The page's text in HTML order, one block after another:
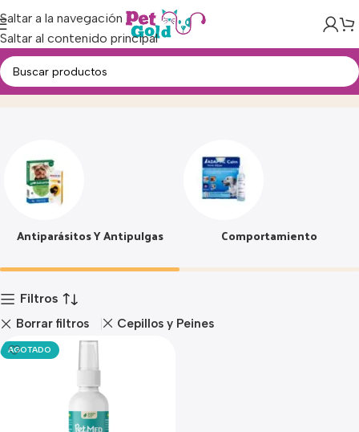
Saltar a la navegación
Saltar al contenido principal
FarmaciaInicio Producto
Antiparásitos Y Antipulgas Comportamiento
Filtros
Borrar filtros Cepillos y Peines
AGOTADO